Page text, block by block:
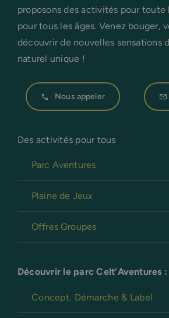
Des activités pour tous
Parc Aventures
Plaine de Jeux
Offres Groupes
Nous appeler
proposons des activités pour
pour tous les âges. Venez bouger,
découvrir de nouvelles sensations
naturel unique !
Découvrir le parc Celt’Aventures :
Concept, Démarche & Label